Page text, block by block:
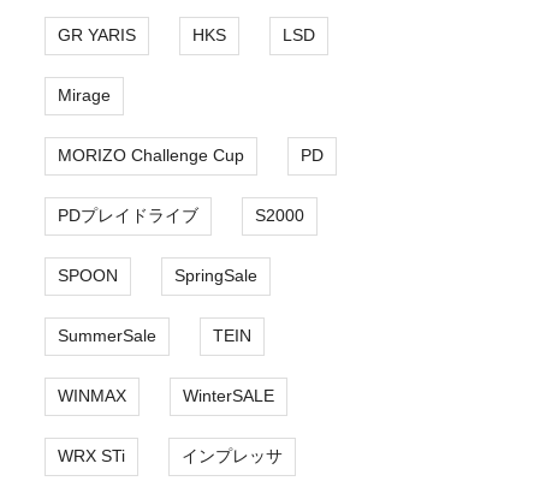
GR YARIS HKS LSD
Mirage
MORIZO Challenge Cup PD
PDプレイドライブ S2000
SPOON SpringSale
SummerSale TEIN
WINMAX WinterSALE
WRX STi インプレッサ